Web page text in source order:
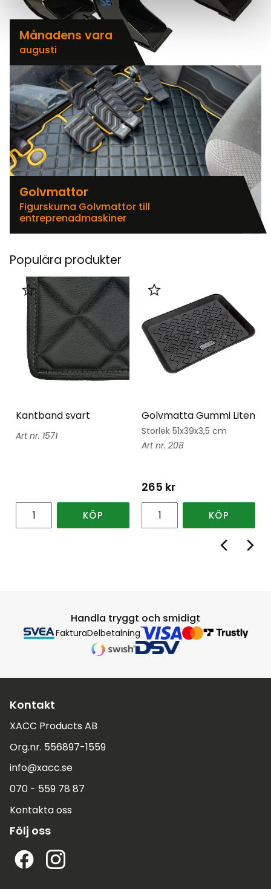
Månadens vara
augusti
Golvmattor
Figurskurna Golvmattor till
entreprenadmaskiner
Populära produkter
Kantband svart
1571
Lägg till i favoriter
KÖP
Golvmatta Gummi Liten
Storlek 51x39x3,5 cm
208
265 kr
Lägg till i favoriter
KÖP
Handla tryggt och smidigt
FakturaDelbetalning
Kontakt
XACC Products AB
Org.nr. 556897-1559
info@xacc.se
070 - 559 78 87
Kontakta oss
Följ oss